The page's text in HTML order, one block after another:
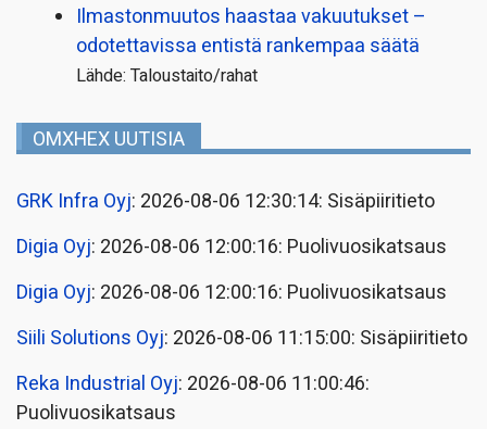
Ilmastonmuutos haastaa vakuutukset –
odotettavissa entistä rankempaa säätä
Lähde: Taloustaito/rahat
OMXHEX UUTISIA
GRK Infra Oyj: 2026-08-06 12:30:14: Sisäpiiritieto
Digia Oyj: 2026-08-06 12:00:16: Puolivuosikatsaus
Digia Oyj: 2026-08-06 12:00:16: Puolivuosikatsaus
Siili Solutions Oyj: 2026-08-06 11:15:00: Sisäpiiritieto
Reka Industrial Oyj: 2026-08-06 11:00:46:
Puolivuosikatsaus